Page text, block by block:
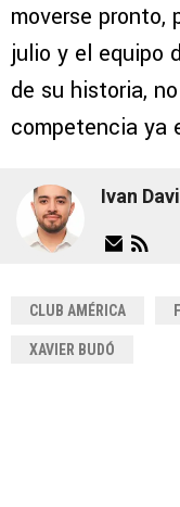
moverse pronto,
julio y el equipo
de su historia,
competencia ya
Ivan
CLUB AMÉRICA
XAVIER BUDÓ